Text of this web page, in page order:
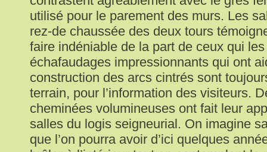
utilisé pour le parement des murs. Les
rez-de chaussée des deux tours
faire indéniable de la part de ceux qui
échafaudages impressionnants qui ont
construction des arcs cintrés sont
terrain, pour l’information des visiteurs.
cheminées volumineuses ont fait leur
salles du logis seigneurial. On imagine
que l’on pourra avoir d’ici quelques